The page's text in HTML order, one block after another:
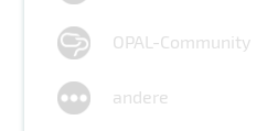
OPAL-Community
andere